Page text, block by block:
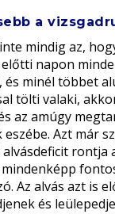
a
mindig az,
előtti napon
minél többet
tölti valaki,
az amúgy
Azt már
rontja
mindenképp
Az alvás azt is
és